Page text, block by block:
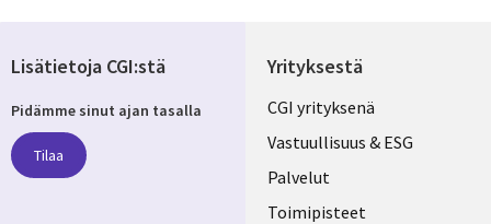
Yrityksestä
Useful
links
FINLAND
CGI yrityksenä
Vastuullisuus & ESG
Palvelut
Toimipisteet
Lisätietoja CGI:stä
Pidämme sinut ajan tasalla
Tilaa